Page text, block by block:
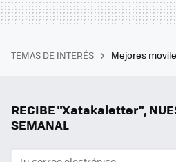
TEMAS DE INTERÉS Mejores
RECIBE "Xatakaletter",
SEMANAL